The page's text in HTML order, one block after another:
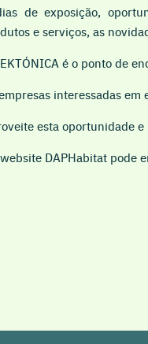
de exposição,
e serviços, as
é o ponto de
interessadas
esta oportunidade
DAPHabitat pode